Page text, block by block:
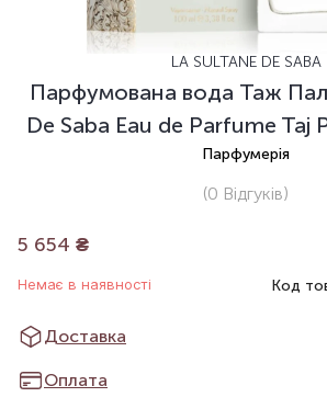
LA SULTANE DE SABA
Парфумована вода Таж
De Saba Eau de Parfume Taj
Парфумерія
(0 Відгуків)
5 654 ₴
Немає в наявності Код
Доставка
Оплата